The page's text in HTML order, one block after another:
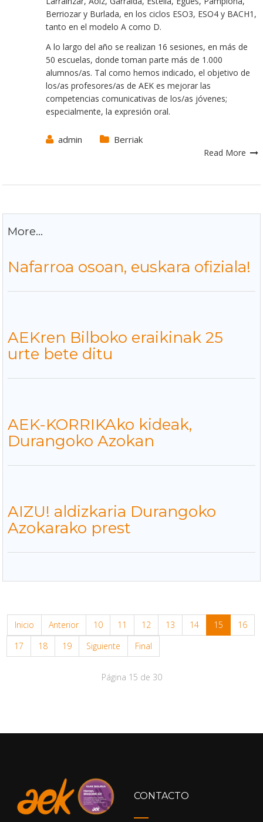
Berriozar y Burlada, en los ciclos ESO3, ESO4 y BACH1,
tanto en el modelo A como D.
A lo largo del año se realizan 16 sesiones, en más de
50 escuelas, donde toman parte más de 1.000
alumnos/as. Tal como hemos indicado, el objetivo de
los/as profesores/as de AEK es mejorar las
competencias comunicativas de los/as jóvenes;
especialmente, la expresión oral.
admin Berriak
Read More
More...
Nafarroa osoan, euskara ofiziala!
AEKren Bilboko eraikinak 25
urte bete ditu
AEK-KORRIKAko kideak,
Durangoko Azokan
AIZU! aldizkaria Durangoko
Azokarako prest
Inicio Anterior 10 11 12 13 14 15
16
17
18 19 Siguiente Final
Página 15 de 30
CONTACTO